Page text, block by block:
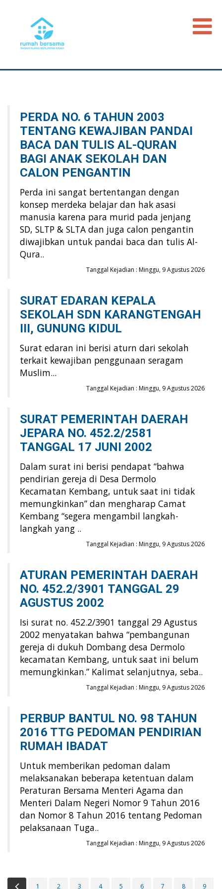
Beranda
Timeline
Regulasi
Advokasi PGI
PERDA NO. 6 TAHUN 2003
TENTANG KEWAJIBAN PANDAI
BACA DAN TULIS AL-QURAN
BAGI ANAK SEKOLAH DAN
CALON PENGANTIN
Perda ini sangat bertentangan dengan
konsep merdeka belajar dan hak asasi
manusia karena para murid pada jenjang
SD, SLTP & SLTA dan juga calon pengantin
diwajibkan untuk pandai baca dan tulis Al-
Qura..
Tanggal Kejadian : Minggu, 9 Agustus 2026
SURAT EDARAN KEPALA
SEKOLAH SDN KARANGTENGAH
III, GUNUNG KIDUL
Surat edaran ini berisi aturn dari sekolah
terkait kewajiban penggunaan seragam
Muslim...
Tanggal Kejadian : Minggu, 9 Agustus 2026
SURAT PEMERINTAH DAERAH
JEPARA NO. 452.2/2581
TANGGAL 17 JUNI 2002
Dalam surat ini berisi pendapat “bahwa
pendirian gereja di Desa Dermolo
Kecamatan Kembang, untuk saat ini tidak
memungkinkan” dan mengharap Camat
Kembang “segera mengambil langkah-
langkah yang ..
Tanggal Kejadian : Minggu, 9 Agustus 2026
ATURAN PEMERINTAH DAERAH
NO. 452.2/3901 TANGGAL 29
AGUSTUS 2002
Isi surat no. 452.2/3901 tanggal 29 Agustus
2002 menyatakan bahwa “pembangunan
gereja di dukuh Dombang desa Dermolo
kecamatan Kembang, untuk saat ini belum
memungkinkan.” Kalimat selanjutnya, seba..
Tanggal Kejadian : Minggu, 9 Agustus 2026
PERBUP BANTUL NO. 98 TAHUN
2016 TTG PEDOMAN PENDIRIAN
RUMAH IBADAT
Untuk memberikan pedoman dalam
melaksanakan beberapa ketentuan dalam
Peraturan Bersama Menteri Agama dan
Menteri Dalam Negeri Nomor 9 Tahun 2016
dan Nomor 8 Tahun 2016 tentang Pedoman
pelaksanaan Tuga..
Tanggal Kejadian : Minggu, 9 Agustus 2026
Prev
1 2 3 4 5 6 7 8 9